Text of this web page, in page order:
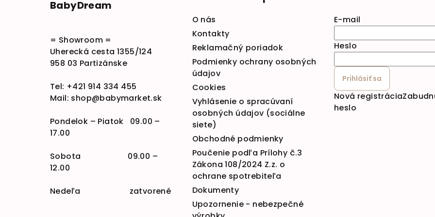
BabyDream
= Showroom =
Uherecká cesta 1355/124
958 03 Partizánske
Tel: +421 914 334 455
Mail: shop@babymarket.sk
Pondelok – Piatok 09.00 –
17.00
Sobota 09.00 –
12.00
Nedeľa zatvorené
O nás
Kontakty
Reklamačný poriadok
Podmienky ochrany osobných
údajov
Cookies
Vyhlásenie o spracúvaní
osobných údajov (sociálne
siete)
Obchodné podmienky
Poučenie podľa Prílohy č.3
Zákona 108/2024 Z.z. o
ochrane spotrebiteľa
Dokumenty
Upozornenie - nebezpečné
E-mail
Heslo
Prihlásiť sa
Nová registrácia
heslo